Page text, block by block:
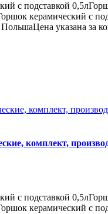
с подставкой
керамический с
указана за
комплект,
с подставкой
керамический с